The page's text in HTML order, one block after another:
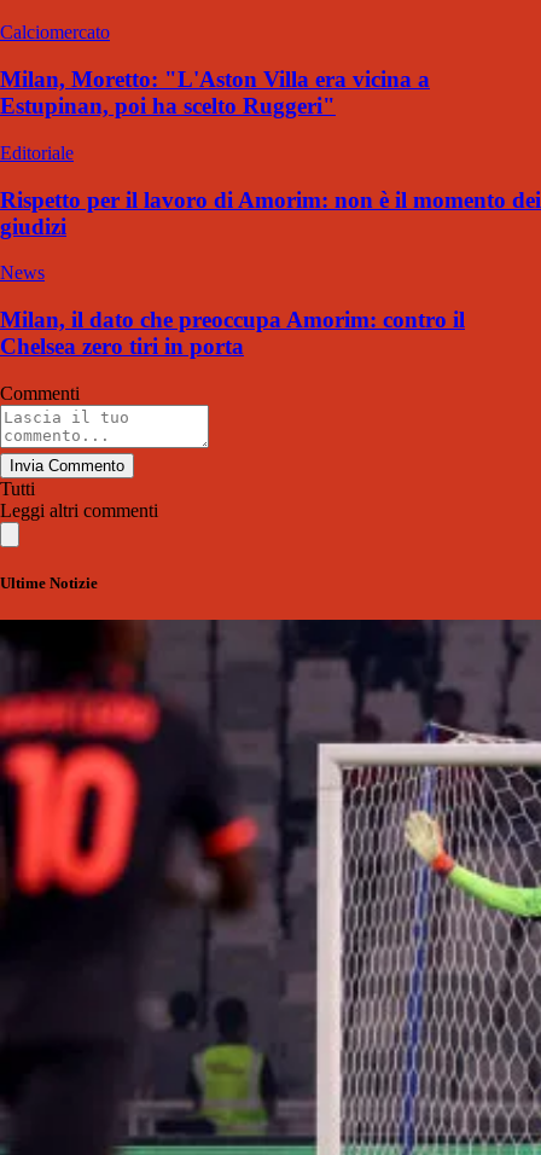
Calciomercato
Milan, Moretto: "L'Aston Villa era vicina a
Estupinan, poi ha scelto Ruggeri"
Editoriale
Rispetto per il lavoro di Amorim: non è il momento dei
giudizi
News
Milan, il dato che preoccupa Amorim: contro il
Chelsea zero tiri in porta
Commenti
Invia Commento
Tutti
Leggi altri commenti
Ultime Notizie